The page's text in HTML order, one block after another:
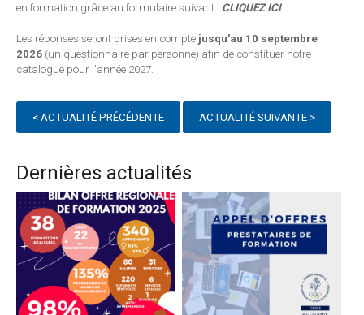
en formation grâce au formulaire suivant : CLIQUEZ ICI
Les réponses seront prises en compte jusqu'au 10 septembre
2026 (un questionnaire par personne) afin de constituer notre
catalogue pour l'année 2027.
< ACTUALITÉ PRÉCÉDENTE ACTUALITÉ SUIVANTE >
Dernières actualités